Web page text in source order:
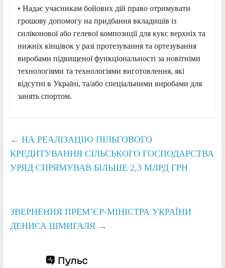
• Надає учасникам бойових дій право отримувати
грошову допомогу на придбання вкладишів із
силіконової або гелевої композиції для кукс верхніх та
нижніх кінцівок у разі протезування та ортезування
виробами підвищеної функціональності за новітніми
технологіями та технологіями виготовлення, які
відсутні в Україні, та/або спеціальними виробами для
занять спортом.
← НА РЕАЛІЗАЦІЮ ПІЛЬГОВОГО
КРЕДИТУВАННЯ СІЛЬСЬКОГО ГОСПОДАРСТВА
УРЯД СПРЯМУВАВ БІЛЬШЕ 2,3 МЛРД ГРН
ЗВЕРНЕННЯ ПРЕМ’ЄР-МІНІСТРА УКРАЇНИ
ДЕНИСА ШМИГАЛЯ →